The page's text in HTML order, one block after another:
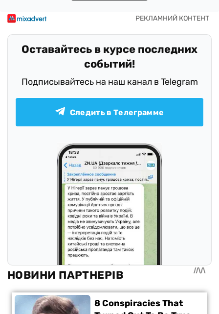
Оставайтесь в курсе последних
событий!
Подписывайтесь на наш канал в Telegram
Следить в Телеграмме